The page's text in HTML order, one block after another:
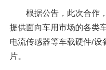
根据公告，此次合作
提供面向车用市场的各类
电流传感器等车载硬件/设
片。